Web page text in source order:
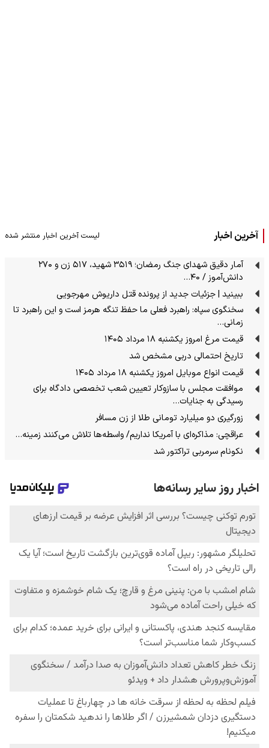
آخرین اخبار لیست آخرین اخبار منتشر شده
آمار دقیق شهدای جنگ رمضان؛ ۳۵۱۹ شهید، ۵۱۷ زن و ۲۷۰
دانش‌آموز / ۴۰…
ببینید | جزئیات جدید از پرونده قتل داریوش مهرجویی
سخنگوی سپاه: راهبرد فعلی ما حفظ تنگه هرمز است و این راهبرد تا
زمانی…
قیمت مرغ امروز یکشنبه ۱۸ مرداد ۱۴۰۵
تاریخ احتمالی دربی مشخص شد
قیمت انواع موبایل امروز یکشنبه ۱۸ مرداد ۱۴۰۵
موافقت مجلس با سازوکار تعیین شعب تخصصی دادگاه برای
رسیدگی به جنایات…
زورگیری دو میلیارد تومانی طلا از زن مسافر
عراقچی: مذاکره‌ای با آمریکا نداریم/ واسطه‌ها تلاش می‌کنند زمینه‌…
نکونام سرمربی تراکتور شد